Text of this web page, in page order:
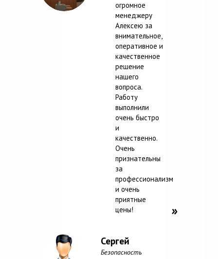
огромное
менеджеру
Алексею за
внимательное,
оперативное и
качественное
решение
нашего
вопроса.
Работу
выполнили
очень быстро
и
качественно.
Очень
признательны
за
профессионализм
и очень
приятные
цены!
Сергей
Безопасность